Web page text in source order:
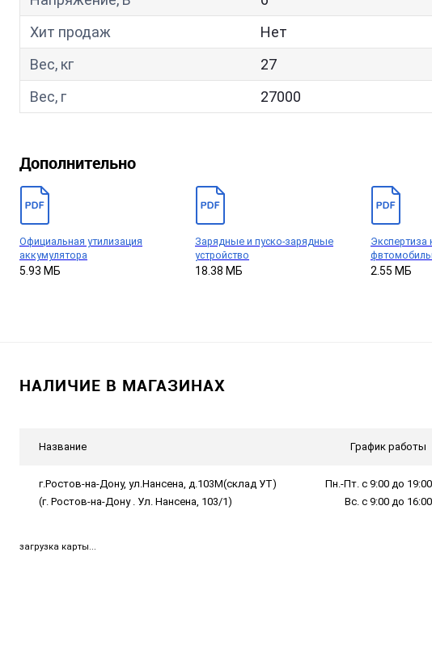
Хит продаж
Нет
Вес, кг
27
Вес, г
27000
Дополнительно
Официальная утилизация
аккумулятора
5.93 МБ
Зарядные и пуско-зарядные
устройство
18.38 МБ
Экспертиза
2.55 МБ
НАЛИЧИЕ В МАГАЗИНАХ
Название График работы
г.Ростов-на-Дону, ул.Нансена, д.103М(склад УТ)
(г. Ростов-на-Дону . Ул. Нансена, 103/1)
Пн.-Пт. с 9:00 до
Вс. с 9:00 до 16:00
загрузка карты...